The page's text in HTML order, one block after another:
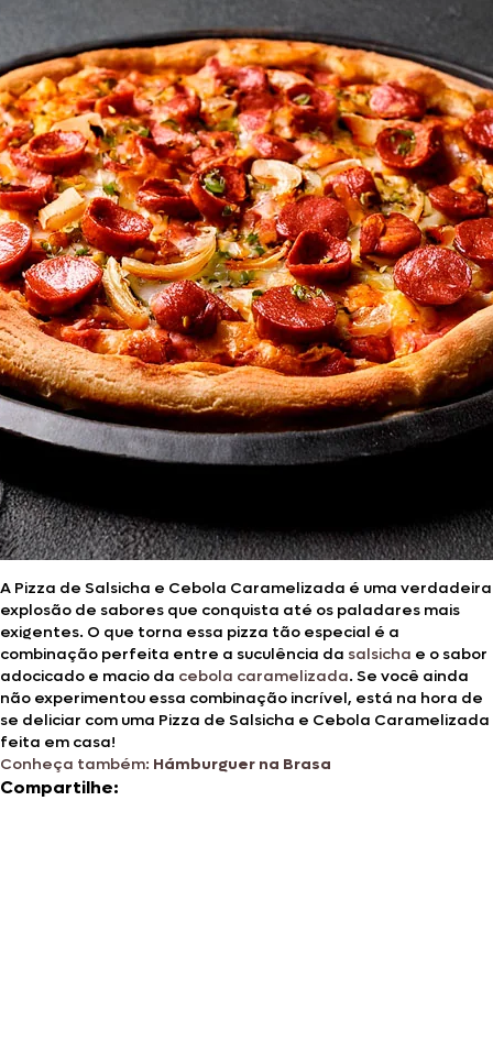
A Pizza de Salsicha e Cebola Caramelizada é uma verdadeira
explosão de sabores que conquista até os paladares mais
exigentes. O que torna essa pizza tão especial é a
combinação perfeita entre a suculência da salsicha e o sabor
adocicado e macio da cebola caramelizada. Se você ainda
não experimentou essa combinação incrível, está na hora de
se deliciar com uma Pizza de Salsicha e Cebola Caramelizada
feita em casa!
Conheça também: Hámburguer na Brasa
Compartilhe: